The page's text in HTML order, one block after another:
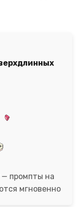
— промпты на
мгновенно